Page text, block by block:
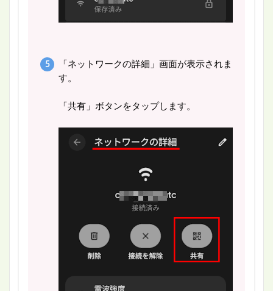
「ネットワークの詳細」画面が表示されま
す。
「共有」ボタンをタップします。